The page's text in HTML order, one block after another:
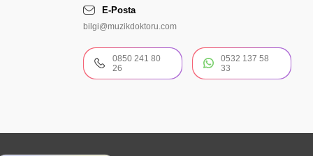
E-Posta
bilgi@muzikdoktoru.com
0850 241 80
26
0532 137 58
33